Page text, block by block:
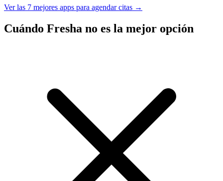
Ver las 7 mejores apps para agendar citas →
Cuándo Fresha no es la mejor opción